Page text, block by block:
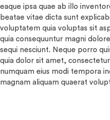
eaque ipsa quae ab illo
beatae vitae dicta sunt
voluptatem quia voluptas sit
quia consequuntur magni
sequi nesciunt. Neque porro
quia dolor sit amet,
numquam eius modi tempora
magnam aliquam quaerat